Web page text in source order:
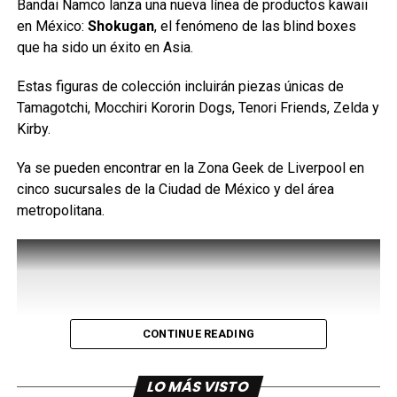
Walpurgisnacht Risingretoma precisamente los
acontecimientos deRebelliony, aunque sus creadores
chicas mágicas.
Lo que parece el inicio de una clásica historia de heroínas
pronto revela un mundo mucho más oscuro, donde las
de obtener un milagro es mucho mayor de lo esperado,
Bandai Namco lanza una nueva línea de productos kawaii
en México: Shokugan, el fenómeno de las blind boxes
que ha sido un éxito en Asia.
Estas figuras de colección incluirán piezas únicas de
Tamagotchi, Mocchiri Kororin Dogs, Tenori Friends, Zelda y
Kirby.
Ya se pueden encontrar en la Zona Geek de Liverpool en
cinco sucursales de la Ciudad de México y del área
metropolitana.
CONTINUE READING
LO MÁS VISTO